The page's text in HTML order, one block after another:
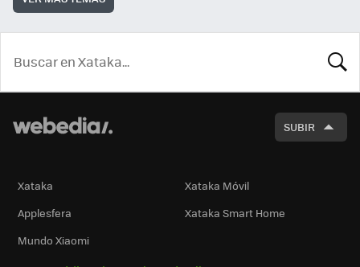
SUBIR
Xataka
Xataka Móvil
Applesfera
Xataka Smart Home
Mundo Xiaomi